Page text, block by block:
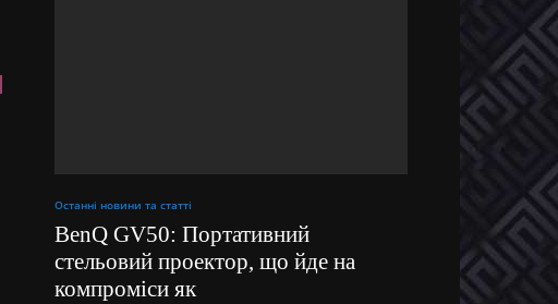
Останні новини та статті
BenQ GV50: Портативний
стельовий проектор, що йде на
компроміси як